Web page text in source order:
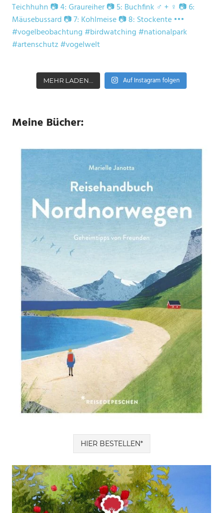
MEHR LADEN… Auf Instagram folgen
Meine Bücher:
HIER BESTELLEN*